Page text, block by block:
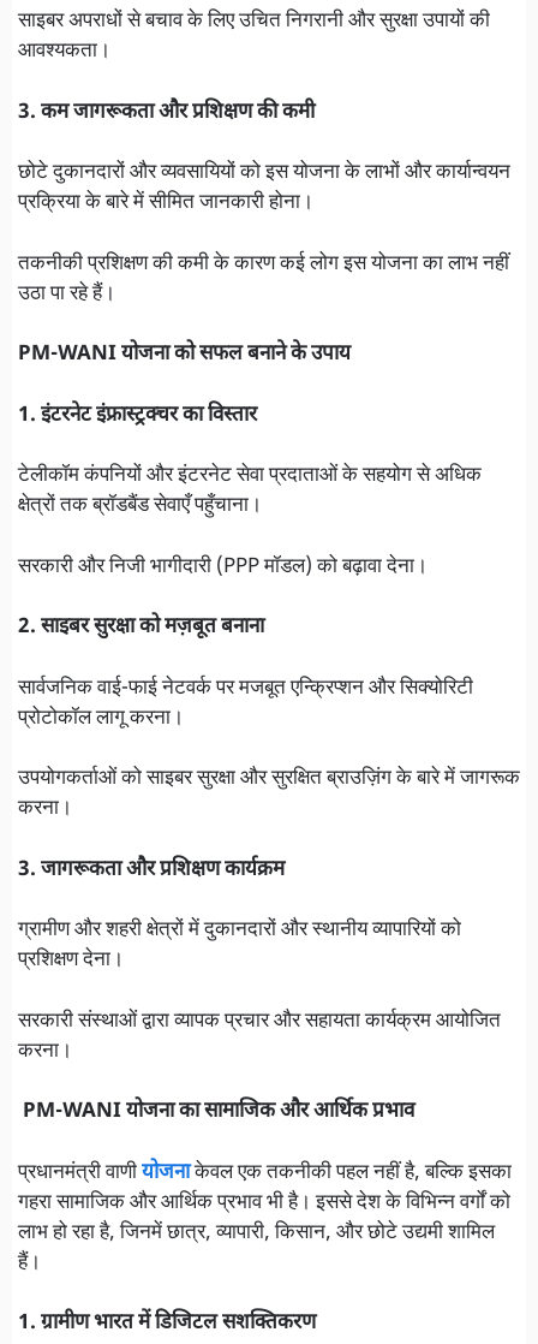
साइबर अपराधों से बचाव के लिए उचित निगरानी और सुरक्षा उपायों की
आवश्यकता।
3. कम जागरूकता और प्रशिक्षण की कमी
छोटे दुकानदारों और व्यवसायियों को इस योजना के लाभों और कार्यान्वयन
प्रक्रिया के बारे में सीमित जानकारी होना।
तकनीकी प्रशिक्षण की कमी के कारण कई लोग इस योजना का लाभ नहीं
उठा पा रहे हैं।
PM-WANI योजना को सफल बनाने के उपाय
1. इंटरनेट इंफ्रास्ट्रक्चर का विस्तार
टेलीकॉम कंपनियों और इंटरनेट सेवा प्रदाताओं के सहयोग से अधिक
क्षेत्रों तक ब्रॉडबैंड सेवाएँ पहुँचाना।
सरकारी और निजी भागीदारी (PPP मॉडल) को बढ़ावा देना।
2. साइबर सुरक्षा को मज़बूत बनाना
सार्वजनिक वाई-फाई नेटवर्क पर मजबूत एन्क्रिप्शन और सिक्योरिटी
प्रोटोकॉल लागू करना।
उपयोगकर्ताओं को साइबर सुरक्षा और सुरक्षित ब्राउज़िंग के बारे में जागरूक
करना।
3. जागरूकता और प्रशिक्षण कार्यक्रम
ग्रामीण और शहरी क्षेत्रों में दुकानदारों और स्थानीय व्यापारियों को
प्रशिक्षण देना।
सरकारी संस्थाओं द्वारा व्यापक प्रचार और सहायता कार्यक्रम आयोजित
करना।
PM-WANI योजना का सामाजिक और आर्थिक प्रभाव
प्रधानमंत्री वाणीयोजनाकेवल एक तकनीकी पहल नहीं है, बल्कि इसका
गहरा सामाजिक और आर्थिक प्रभाव भी है। इससे देश के विभिन्न वर्गों को
लाभ हो रहा है, जिनमें छात्र, व्यापारी, किसान, और छोटे उद्यमी शामिल
हैं।
1. ग्रामीण भारत में डिजिटल सशक्तिकरण